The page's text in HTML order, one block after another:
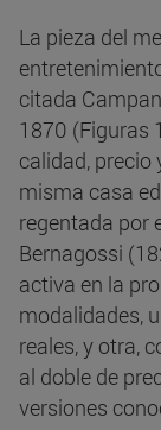
La pieza del
citada
1870 (Figuras
calidad, precio
misma casa
regentada por
Bernagossi
activa en la
modalidades,
reales, y otra,
al doble de
versiones